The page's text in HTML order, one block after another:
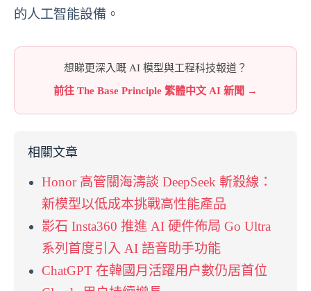
的人工智能設備。
想睇更深入嘅 AI 模型與工程科技報道？
前往 The Base Principle 繁體中文 AI 新聞 →
相關文章
Honor 高管關海濤談 DeepSeek 斬殺線：
新模型以低成本挑戰高性能產品
影石 Insta360 推進 AI 硬件佈局 Go Ultra
系列首度引入 AI 語音助手功能
ChatGPT 在韓國月活躍用户數仍居首位